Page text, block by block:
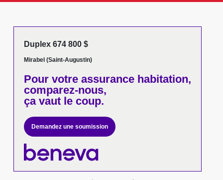
Duplex 674 800 $
Mirabel (Saint-Augustin)
Pour votreassurance habitation,
comparez-nous,
ça vaut le coup.
Demandez une soumission